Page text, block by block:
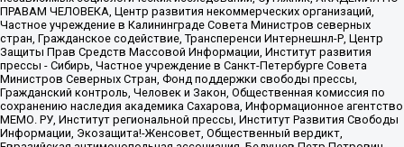
ПРАВАМ ЧЕЛОВЕКА, Центр развития некоммерческих организаций,
Частное учреждение в Калининграде Совета Министров северных
стран, Гражданское содействие, Трансперенси Интернешнл-Р, Центр
Защиты Прав Средств Массовой Информации, Институт развития
прессы - Сибирь, Частное учреждение в Санкт-Петербурге Совета
Министров Северных Стран, Фонд поддержки свободы прессы,
Гражданский контроль, Человек и Закон, Общественная комиссия по
сохранению наследия академика Сахарова, Информационное агентство
МЕМО. РУ, Институт региональной прессы, Институт Развития Свободы
Информации, Экозащита!-Женсовет, Общественный вердикт,